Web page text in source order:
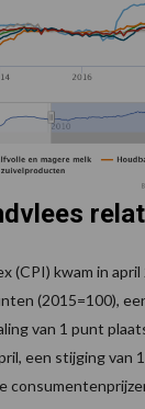
(CPI) kwam in
(2015=100),
van 1 punt
een stijging van